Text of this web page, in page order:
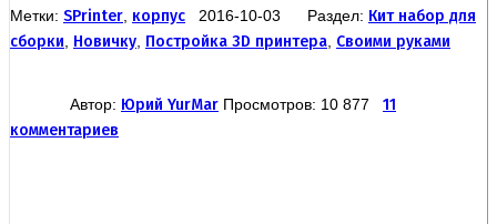
Метки: SPrinter корпус 2016-10-03 Раздел: Кит набор для
сборки Новичку Постройка 3D принтера Своими руками
Автор: Юрий YurMar Просмотров: 10 877 11
комментариев